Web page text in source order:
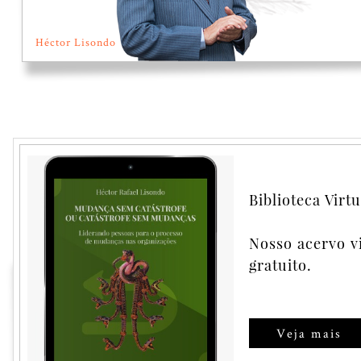
Héctor Lisondo
Biblioteca
Nosso acervo
gratuito.
Veja mais
Psicologia do
crise organizacional
Comprar